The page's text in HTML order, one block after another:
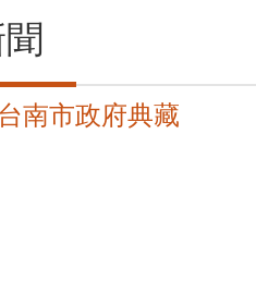
南市政府典藏